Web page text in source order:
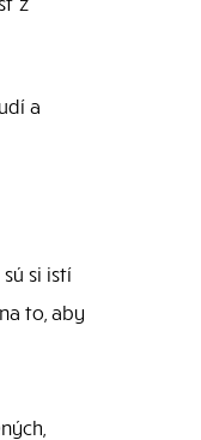
a
si istí
to, aby